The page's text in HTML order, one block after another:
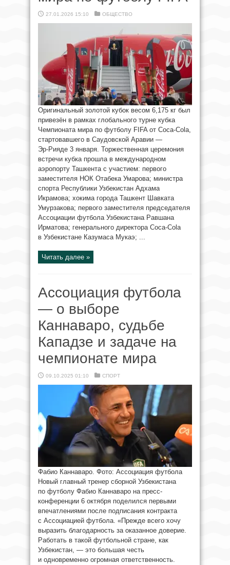
27.01.2026 15:10 ОБЩЕСТВО
Оригинальный золотой кубок весом 6,175 кг был
привезён в рамках глобального турне кубка
Чемпионата мира по футболу FIFA от Coca-Cola,
стартовавшего в Саудовской Аравии —
Эр‑Рияде 3 января. Торжественная церемония
встречи кубка прошла в международном
аэропорту Ташкента с участием: первого
заместителя НОК Отабека Умарова; министра
спорта Республики Узбекистан Адхама
Икрамова; хокима города Ташкент Шавката
Умурзакова; первого заместителя председателя
Ассоциации футбола Узбекистана Равшана
Ирматова; генерального директора Coca-Cola
в Узбекистане Казумаса Мукаэ; ...
Читать далее »
Ассоциация футбола
— о выборе
Каннаваро, судьбе
Кападзе и задаче на
чемпионате мира
09.10.2025 01:10 СПОРТ
Фабио Каннаваро. Фото: Ассоциация футбола
Новый главный тренер сборной Узбекистана
по футболу Фабио Каннаваро на пресс-
конференции 6 октября поделился первыми
впечатлениями после подписания контракта
с Ассоциацией футбола. «Прежде всего хочу
выразить благодарность за оказанное доверие.
Работать в такой футбольной стране, как
Узбекистан, — это большая честь
и одновременно огромная ответственность.